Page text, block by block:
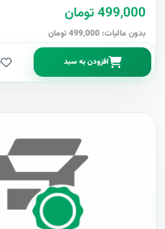
499,000 تومان
بدون مالیات: 499,000 تومان
افزودن به سبد